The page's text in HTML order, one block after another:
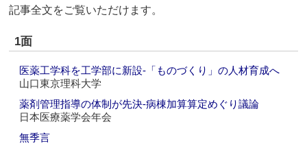
記事全文をご覧いただけます。
1面
医薬工学科を工学部に新設‐「ものづくり」の人材育成へ
山口東京理科大学
薬剤管理指導の体制が先決‐病棟加算算定めぐり議論
日本医療薬学会年会
無季言